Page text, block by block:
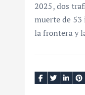
2025, dos
muerte de
la frontera y